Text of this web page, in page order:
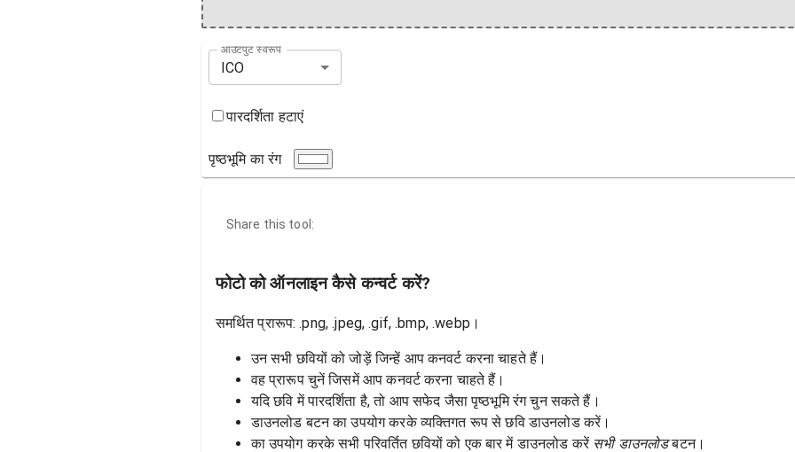
आउटपुट स्वरूप
ICO
पारदर्शिता हटाएं
पृष्ठभूमि का रंग
Share this tool:
फोटो को ऑनलाइन कैसे कन्वर्ट करें?
समर्थित प्रारूप: .png, .jpeg, .gif, .bmp, .webp।
उन सभी छवियों को जोड़ें जिन्हें आप कनवर्ट करना चाहते हैं।
वह प्रारूप चुनें जिसमें आप कनवर्ट करना चाहते हैं।
यदि छवि में पारदर्शिता है, तो आप सफेद जैसा पृष्ठभूमि रंग चुन सकते हैं।
डाउनलोड बटन का उपयोग करके व्यक्तिगत रूप से छवि डाउनलोड करें।
का उपयोग करके सभी परिवर्तित छवियों को एक बार में डाउनलोड करेंसभी डाउनलोडबटन।